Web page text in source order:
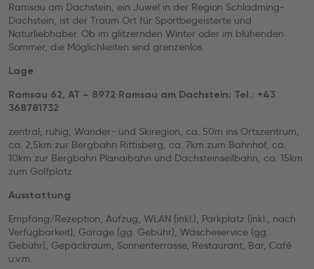
Ramsau am Dachstein, ein Juwel in der Region Schladming-
Dachstein, ist der Traum Ort für Sportbegeisterte und
Naturliebhaber. Ob im glitzernden Winter oder im blühenden
Sommer, die Möglichkeiten sind grenzenlos.
Lage
Ramsau 62, AT – 8972 Ramsau am Dachstein; Tel.: +43
368781732
zentral, ruhig, Wander- und Skiregion, ca. 50m ins Ortszentrum,
ca. 2,5km zur Bergbahn Rittisberg, ca. 7km zum Bahnhof, ca.
10km zur Bergbahn Planaibahn und Dachsteinseilbahn, ca. 15km
zum Golfplatz
Ausstattung
Empfang/Rezeption, Aufzug, WLAN (inkl.), Parkplatz (inkl., nach
Verfügbarkeit), Garage (gg. Gebühr), Wäscheservice (gg.
Gebühr), Gepäckraum, Sonnenterrasse, Restaurant, Bar, Café
u.v.m.